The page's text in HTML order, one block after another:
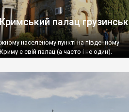
палац
населеному пункті на південному
є свій палац (а часто і не один).